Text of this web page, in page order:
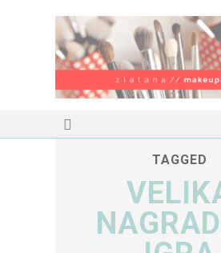
TAGGED